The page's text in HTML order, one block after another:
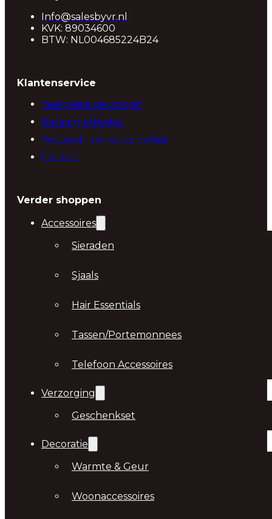
Info@salesbyvr.nl
KVK: 89034600
BTW: NL004685224B24
Klantenservice
Veelgestelde vragen
Betaalmethodes
Verzend- en retourbeleid
Contact
Verder shoppen
Accessoires
Sieraden
Sjaals
Hair Essentials
Tassen/Portemonnees
Telefoon Accessoires
Verzorging
Geschenkset
Decoratie
Warmte & Geur
Woonaccessoires